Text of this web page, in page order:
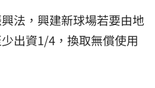
法，興建新球場若要由地
出資1/4，換取無償使用